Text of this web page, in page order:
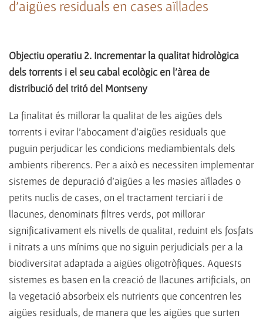
d'aigües residuals en cases aïllades
Objectiu operatiu 2. Incrementar la qualitat hidrològica
dels torrents i el seu cabal ecològic en l'àrea de
distribució del tritó del Montseny
La finalitat és millorar la qualitat de les aigües dels
torrents i evitar l'abocament d'aigües residuals que
puguin perjudicar les condicions mediambientals dels
ambients riberencs. Per a això es necessiten implementar
sistemes de depuració d'aigües a les masies aïllades o
petits nuclis de cases, on el tractament terciari i de
llacunes, denominats filtres verds, pot millorar
significativament els nivells de qualitat, reduint els fosfats
i nitrats a uns mínims que no siguin perjudicials per a la
biodiversitat adaptada a aigües oligotròfiques. Aquests
sistemes es basen en la creació de llacunes artificials, on
la vegetació absorbeix els nutrients que concentren les
aigües residuals, de manera que les aigües que surten